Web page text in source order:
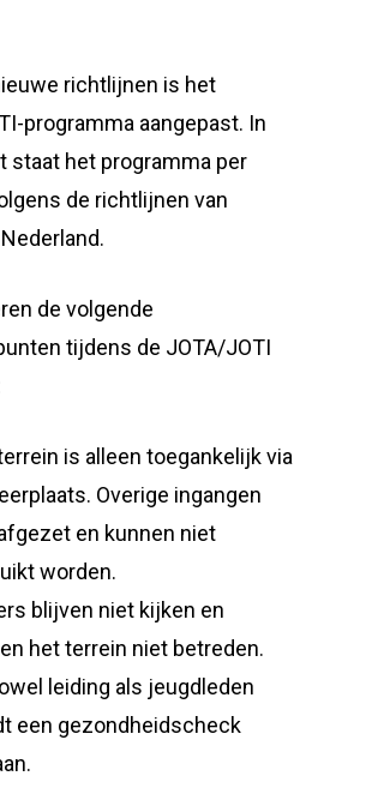
richtlijnen is het
programma aangepast. In
staat het programma per
de richtlijnen van
de volgende
tijdens de JOTA/JOTI
is alleen toegankelijk via
Overige ingangen
en kunnen niet
worden.
blijven niet kijken en
het terrein niet betreden.
leiding als jeugdleden
een gezondheidscheck